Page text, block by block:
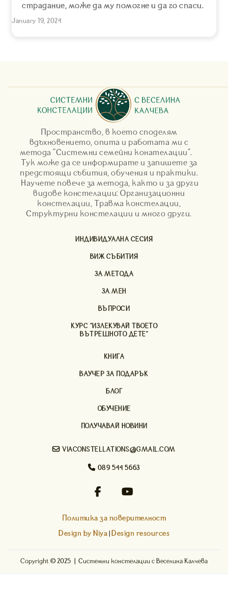
страдание, може да му помогне и да го спаси.
January 19, 2024
Пространство, в което споделям
вдъхновението, опита и работата ми с
метода "Системни семейни конателации".
Тук може да се информирате и запишете за
предстоящи събития, обучения и практики.
Научете повече за метода, както и за други
видове констелации: Организационни
констелации, Травма констелации,
Структурни констелации и много други.
ИНДИВИДУАЛНА СЕСИЯ
ВИЖ СЪБИТИЯ
ЗА МЕТОДА
ЗА МЕН
ВЪПРОСИ
КУРС "ИЗЛЕКУВАЙ ТВОЕТО
ВЪТРЕШНОТО ДЕТЕ"
КНИГА
ВАУЧЕР ЗА ПОДАРЪК
БЛОГ
ОБУЧЕНИЕ
ПОЛУЧАВАЙ НОВИНИ
VIACONSTELLATIONS@GMAIL.COM
 089 544 5663
 
Политика за поверителност
Design by Niya Design resources
Copyright © 2025 | Системни констелации с Веселина Калчева